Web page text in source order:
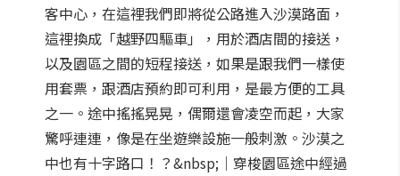
客中心，在這裡我們即將從公路進入沙漠路面，
這裡換成「越野四驅車」，用於酒店間的接送，
以及園區之間的短程接送，如果是跟我們一樣使
用套票，跟酒店預約即可利用，是最方便的工具
之一。途中搖搖晃晃，偶爾還會凌空而起，大家
驚呼連連，像是在坐遊樂設施一般刺激。沙漠之
中也有十字路口！？&nbsp;｜穿梭園區途中經過